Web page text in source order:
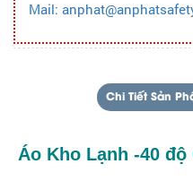
Mail:
Chi Tiết Sản
Áo Kho Lạnh -40 độ